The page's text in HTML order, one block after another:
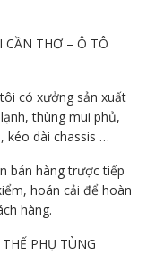
CẦN THƠ – Ô TÔ
có xưởng sản xuất
thùng mui phủ,
kéo dài chassis …
bán hàng trược tiếp
hoán cải để hoàn
hàng.
PHỤ TÙNG